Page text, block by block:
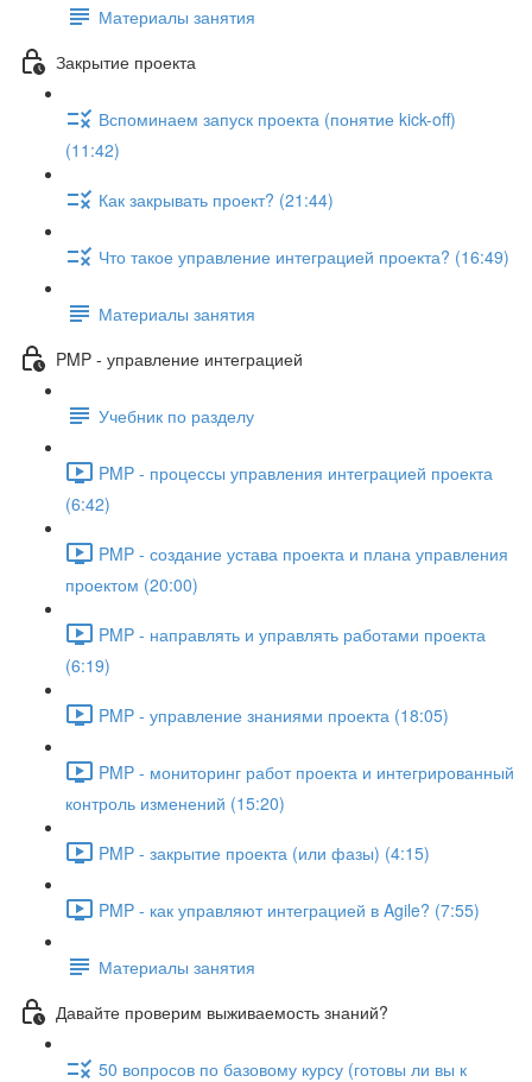
Материалы занятия
Закрытие проекта
Вспоминаем запуск проекта (понятие kick-off)
(11:42)
Как закрывать проект? (21:44)
Что такое управление интеграцией проекта? (16:49)
Материалы занятия
PMP - управление интеграцией
Учебник по разделу
PMP - процессы управления интеграцией проекта
(6:42)
PMP - создание устава проекта и плана управления
проектом (20:00)
PMP - направлять и управлять работами проекта
(6:19)
PMP - управление знаниями проекта (18:05)
PMP - мониторинг работ проекта и интегрированный
контроль изменений (15:20)
PMP - закрытие проекта (или фазы) (4:15)
PMP - как управляют интеграцией в Agile? (7:55)
Материалы занятия
Давайте проверим выживаемость знаний?
50 вопросов по базовому курсу (готовы ли вы к